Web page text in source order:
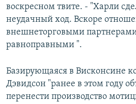
воскресном твите. - "Харли
неудачный ход. Вскоре
внешнеторговыми
равноправными ".
Базирующаяся в Висконсине
Дэвидсон "ранее в этом году
перенести производство